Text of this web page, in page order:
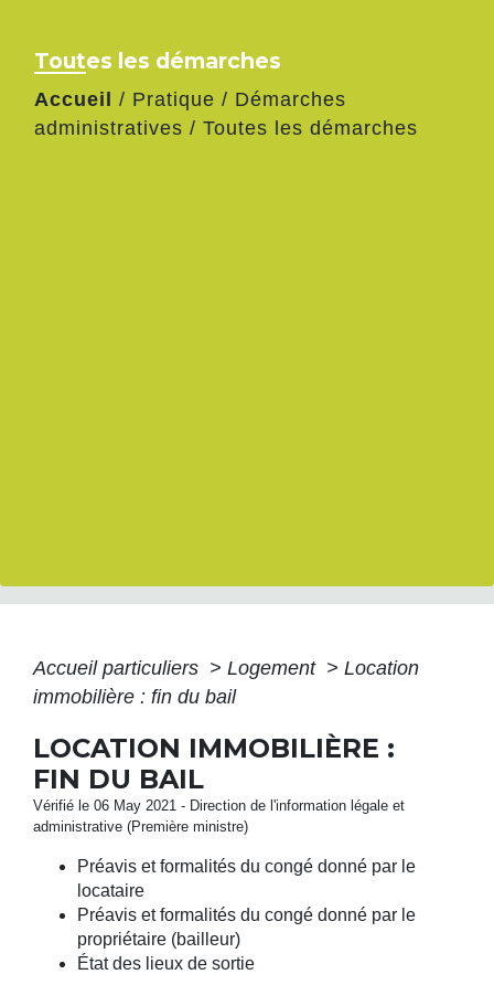
Toutes les démarches
Accueil / Pratique / Démarches
administratives / Toutes les démarches
Accueil particuliers > Logement > Location
immobilière : fin du bail
LOCATION IMMOBILIÈRE :
FIN DU BAIL
Vérifié le 06 May 2021 - Direction de l'information légale et
administrative (Première ministre)
Préavis et formalités du congé donné par le
locataire
Préavis et formalités du congé donné par le
propriétaire (bailleur)
État des lieux de sortie